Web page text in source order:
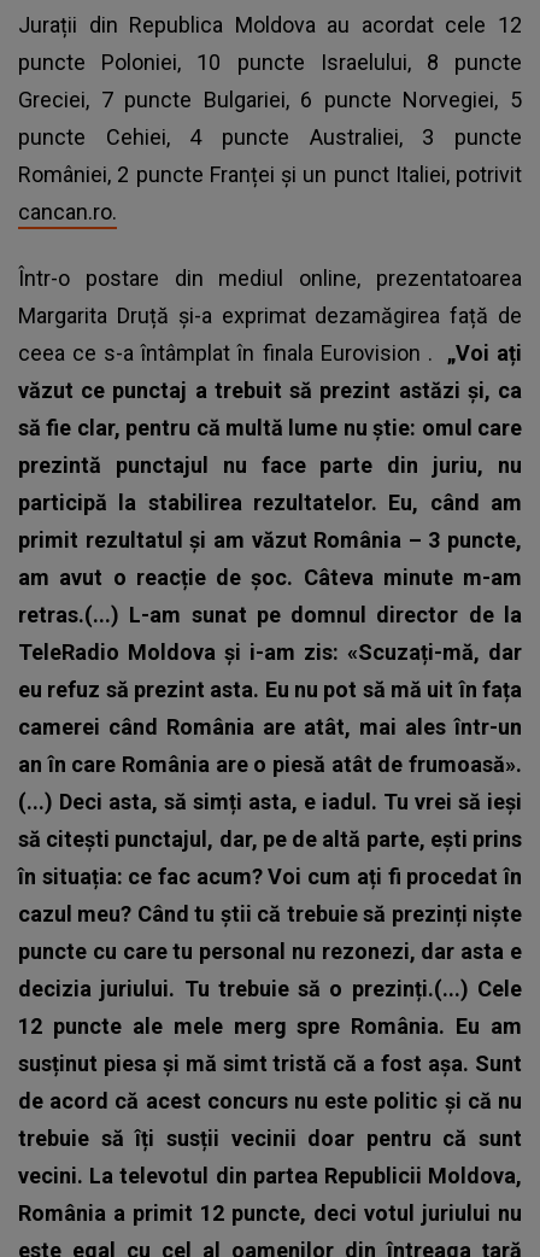
Jurații din Republica Moldova au acordat cele 12
puncte Poloniei, 10 puncte Israelului, 8 puncte
Greciei, 7 puncte Bulgariei, 6 puncte Norvegiei, 5
puncte Cehiei, 4 puncte Australiei, 3 puncte
României, 2 puncte Franței și un punct Italiei, potrivit
cancan.ro.
Într-o postare din mediul online, prezentatoarea
Margarita Druță și-a exprimat dezamăgirea față de
ceea ce s-a întâmplat în finala Eurovision . „Voi ați
văzut ce punctaj a trebuit să prezint astăzi și, ca
să fie clar, pentru că multă lume nu știe: omul care
prezintă punctajul nu face parte din juriu, nu
participă la stabilirea rezultatelor. Eu, când am
primit rezultatul și am văzut România – 3 puncte,
am avut o reacție de șoc. Câteva minute m-am
retras.(...) L-am sunat pe domnul director de la
TeleRadio Moldova și i-am zis: «Scuzați-mă, dar
eu refuz să prezint asta. Eu nu pot să mă uit în fața
camerei când România are atât, mai ales într-un
an în care România are o piesă atât de frumoasă».
(...) Deci asta, să simți asta, e iadul. Tu vrei să ieși
să citești punctajul, dar, pe de altă parte, ești prins
în situația: ce fac acum? Voi cum ați fi procedat în
cazul meu? Când tu știi că trebuie să prezinți niște
puncte cu care tu personal nu rezonezi, dar asta e
decizia juriului. Tu trebuie să o prezinți.(...) Cele
12 puncte ale mele merg spre România. Eu am
susținut piesa și mă simt tristă că a fost așa. Sunt
de acord că acest concurs nu este politic și că nu
trebuie să îți susții vecinii doar pentru că sunt
vecini. La televotul din partea Republicii Moldova,
România a primit 12 puncte, deci votul juriului nu
este egal cu cel al oamenilor din întreaga țară